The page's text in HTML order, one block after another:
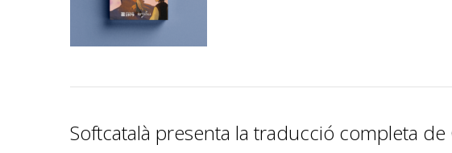
Softcatalà presenta la traducció completa de